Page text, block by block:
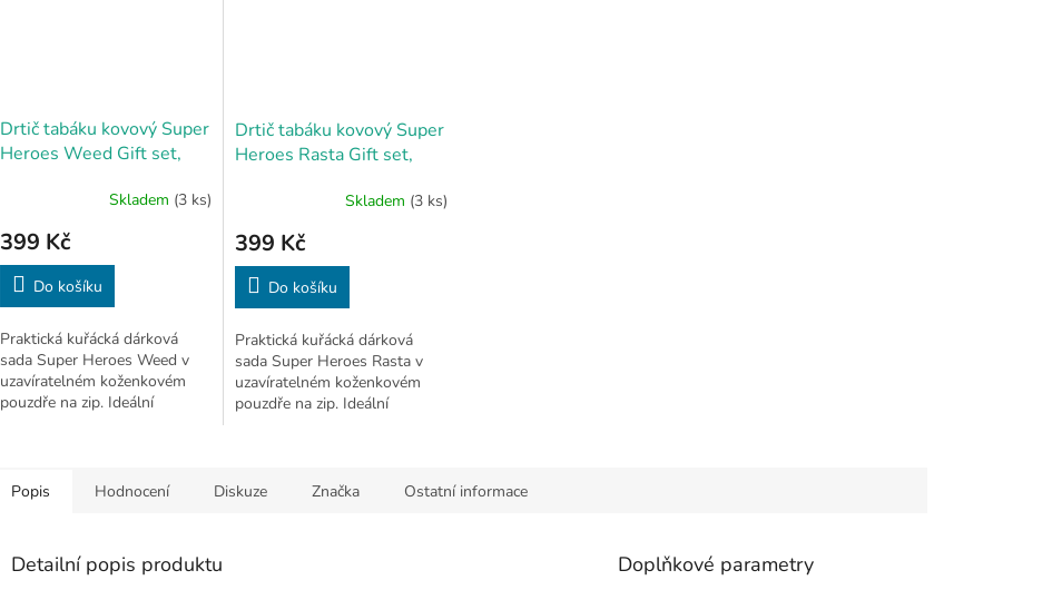
Drtič tabáku kovový Super
Heroes Weed Gift set,
Skladem (3 ks)
399 Kč
Do košíku
Praktická kuřácká dárková
sada Super Heroes Weed v
uzavíratelném koženkovém
pouzdře na zip. Ideální
Drtič tabáku kovový Super
Heroes Rasta Gift set,
Skladem (3 ks)
399 Kč
Do košíku
Praktická kuřácká dárková
sada Super Heroes Rasta v
uzavíratelném koženkovém
pouzdře na zip. Ideální
Popis Hodnocení Diskuze Značka Ostatní informace
Detailní popis produktu Doplňkové parametry